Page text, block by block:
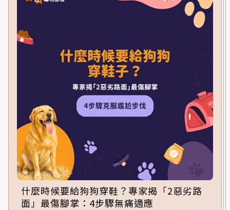
什麼時候要給狗狗穿鞋？專家揭「2惡劣路
面」最傷腳掌：4步驟無痛適應